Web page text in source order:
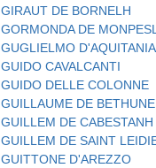
GIRAUT DE BORNELH
GORMONDA DE
GUGLIELMO D'AQUITANIA
GUIDO CAVALCANTI
GUIDO DELLE COLONNE
GUILLAUME DE BETHUNE
GUILLEM DE CABESTANH
GUILLEM DE SAINT
GUITTONE D'AREZZO